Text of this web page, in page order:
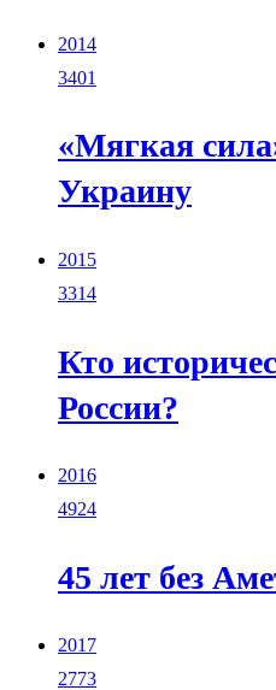
2014
3401
«Мягкая
Украину
2015
3314
Кто
России?
2016
4924
45 лет без
2017
2773